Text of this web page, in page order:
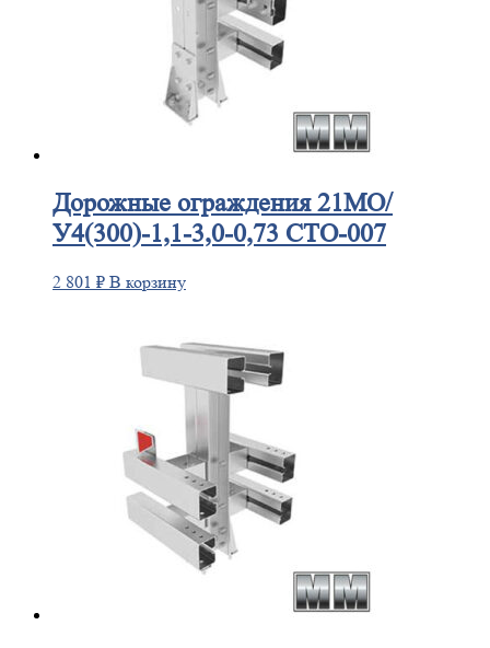
Дорожные ограждения 21МО/
У4(300)-1,1-3,0-0,73 СТО-007
2 801 ₽ В корзину